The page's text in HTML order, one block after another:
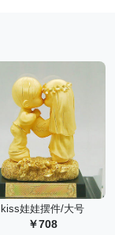
kiss娃娃摆件/大号
708